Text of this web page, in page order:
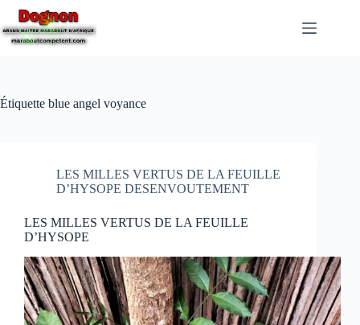
Étiquette blue angel voyance
LES MILLES VERTUS DE LA FEUILLE
D’HYSOPE DESENVOUTEMENT
LES MILLES VERTUS DE LA FEUILLE
D’HYSOPE